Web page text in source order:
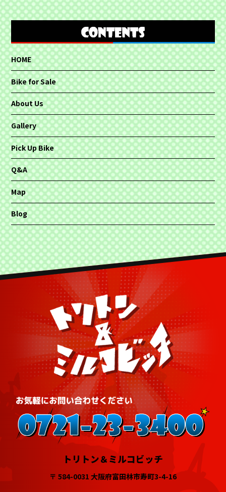
HOME
Bike for Sale
About Us
Gallery
Pick Up Bike
Q&A
Map
Blog
トリトン＆ミルコビッチ
〒 584-0031 大阪府富田林市寿町3-4-16